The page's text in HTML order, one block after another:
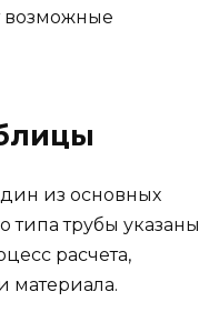
возможные
из основных
типа трубы указаны
расчета,
материала.